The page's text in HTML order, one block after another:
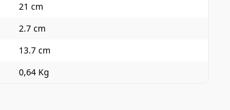
21 cm
2.7 cm
13.7 cm
0,64 Kg